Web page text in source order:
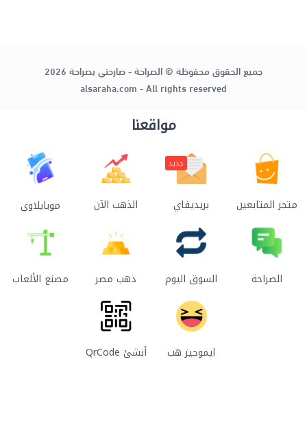
جميع الحقوق محفوظة © الصراحة - صارحني بصراحة 2026
alsaraha.com - All rights reserved